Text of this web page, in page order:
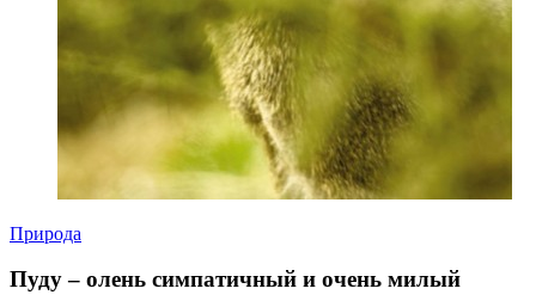
Природа
Пуду – олень симпатичный и очень милый